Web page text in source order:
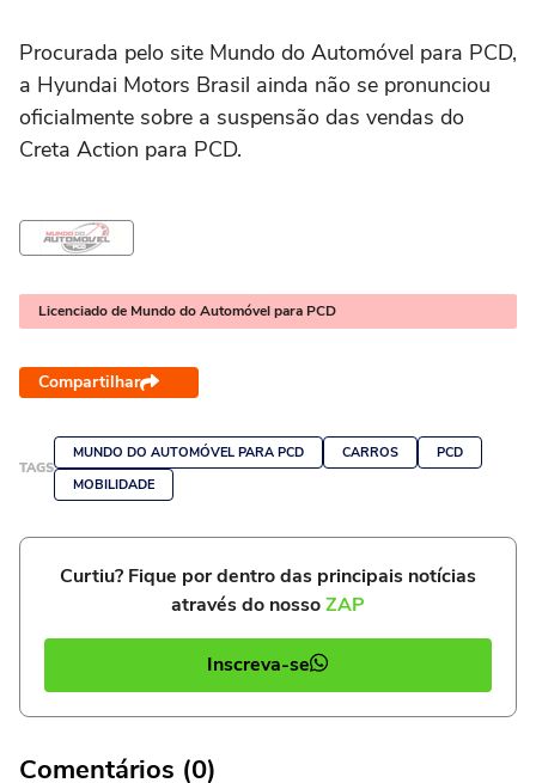
Procurada pelo site Mundo do Automóvel para PCD,
a Hyundai Motors Brasil ainda não se pronunciou
oficialmente sobre a suspensão das vendas do
Creta Action para PCD.
Licenciado de Mundo do Automóvel para PCD
Compartilhar
TAGS
MUNDO DO AUTOMÓVEL PARA PCD CARROS
PCD
MOBILIDADE
Curtiu? Fique por dentro das principais notícias
através do nossoZAP
Inscreva-se
Comentários (0)